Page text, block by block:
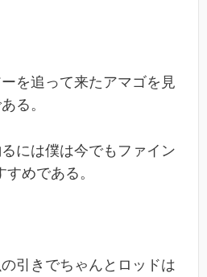
を追って来たアマゴを見
る。
には僕は今でもファイン
めである。
引きでちゃんとロッドは